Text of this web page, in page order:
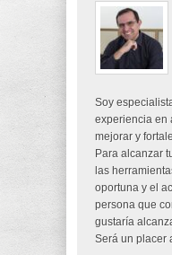
Soy
experiencia en
mejorar y
Para alcanzar
las
oportuna y el
persona que
gustaría
Será un placer